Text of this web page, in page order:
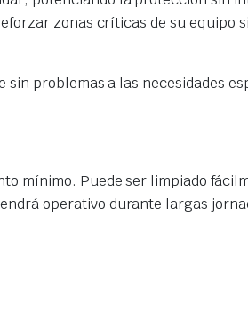
zonas críticas de su equipo
problemas a las necesidades
mínimo. Puede ser limpiado
operativo durante largas